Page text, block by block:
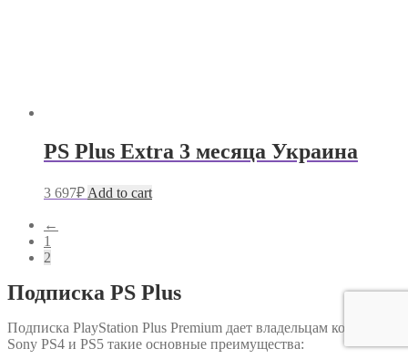
PS Plus Extra 3 месяца Украина
3 697₽ Add to cart
←
1
2
Подписка PS Plus
Подписка PlayStation Plus Premium дает владельцам консолей
Sony PS4 и PS5 такие основные преимущества: